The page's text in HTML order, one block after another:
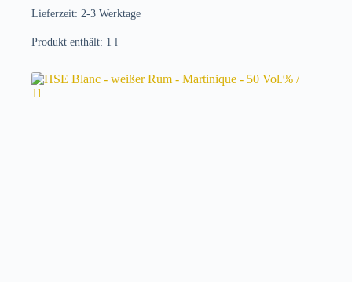
Lieferzeit: 2-3 Werktage
Produkt enthält: 1 l